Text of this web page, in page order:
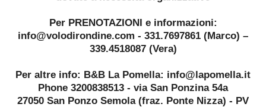
Per PRENOTAZIONI e informazioni:
info@volodirondine.com - 331.7697861 (Marco) –
339.4518087 (Vera)
Per altre info: B&B La Pomella: info@lapomella.it
Phone 3200838513 - via San Ponzina 54a
27050 San Ponzo Semola (fraz. Ponte Nizza) - PV